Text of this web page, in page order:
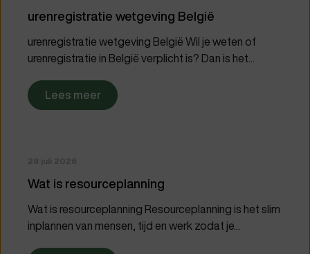
urenregistratie wetgeving België
urenregistratie wetgeving België Wil je weten of
urenregistratie in België verplicht is? Dan is het...
Lees meer
28 juli 2026
Wat is resourceplanning
Wat is resourceplanning Resourceplanning is het slim
inplannen van mensen, tijd en werk zodat je...